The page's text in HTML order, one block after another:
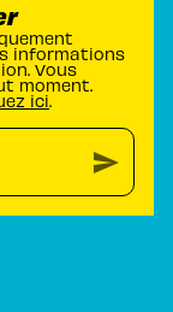
informations
Vous
moment.
ici.
send